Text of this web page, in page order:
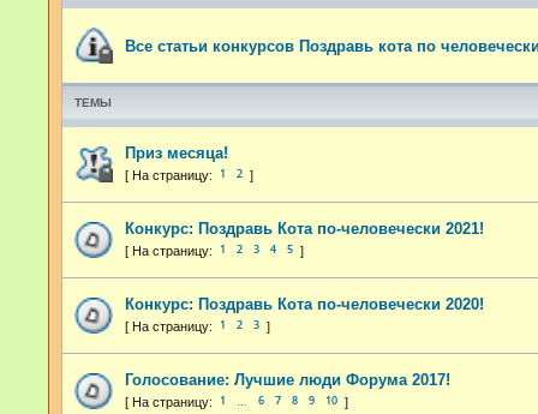
Все статьи конкурсов Поздравь кота по
ТЕМЫ
Приз месяца!
1 2
Конкурс: Поздравь Кота по-человечески 2021!
1 2 3 4 5
Конкурс: Поздравь Кота по-человечески 2020!
1 2 3
Голосование: Лучшие люди Форума 2017!
1 6 7 8 9 10